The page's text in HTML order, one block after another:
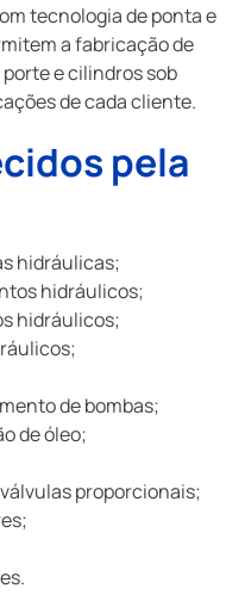
tecnologia de ponta e
a fabricação de
e cilindros sob
de cada cliente.
pela
hidráulicas;
hidráulicos;
hidráulicos;
de bombas;
de óleo;
proporcionais;